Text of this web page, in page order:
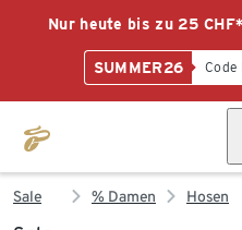
Nur heute bis zu 25
SUMMER26 Code
Sale % Damen Hosen